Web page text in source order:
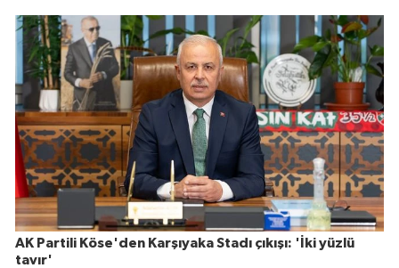
AK Partili Köse'den Karşıyaka Stadı çıkışı: 'İki yüzlü
tavır'